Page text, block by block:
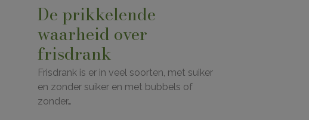
De prikkelende
waarheid over
frisdrank
Frisdrank is er in veel soorten, met suiker
en zonder suiker en met bubbels of
zonder…